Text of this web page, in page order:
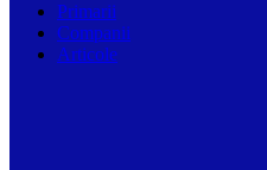
Primarii
Companii
Articole